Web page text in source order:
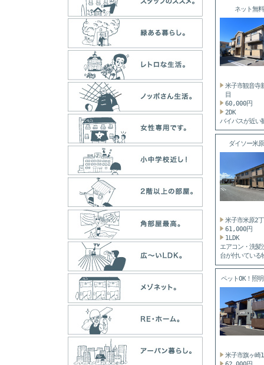
ネット無
米子市観音寺
目
60,000円
2DK
バイパスが近い
町の2DKアパー
ダイソー米
く ...
米子市米原2
61,000円
1LDK
エアコン・洗髪
台が付いている
す。 ...
ペットOK！
米子市旗ヶ崎